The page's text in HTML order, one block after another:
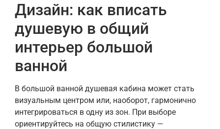
Дизайн: как вписать
душевую в общий
интерьер большой
ванной
В большой ванной душевая кабина может стать
визуальным центром или, наоборот, гармонично
интегрироваться в одну из зон. При выборе
ориентируйтесь на общую стилистику —